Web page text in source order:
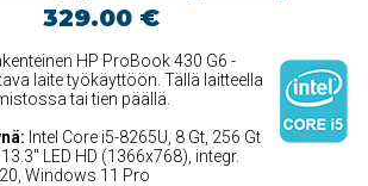
329.00 €
HP ProBook 430 G6 -
laite työkäyttöön. Tällä laitteella
tai tien päällä.
Intel Core i5-8265U, 8 Gt, 256 Gt
LED HD (1366x768), integr.
Windows 11 Pro